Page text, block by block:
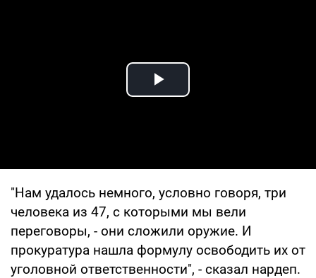
Play Video
"Нам удалось немного, условно говоря, три
человека из 47, с которыми мы вели
переговоры, - они сложили оружие. И
прокуратура нашла формулу освободить их от
уголовной ответственности", - сказал нардеп.